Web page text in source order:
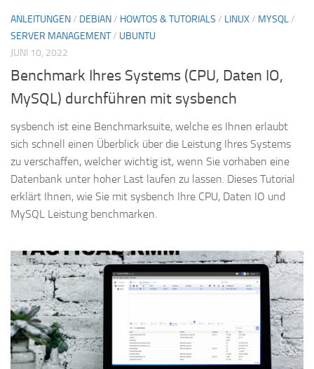
ANLEITUNGEN/ DEBIAN/ HOWTOS & TUTORIALS / LINUX/ MYSQL/
SERVER MANAGEMENT/ UBUNTU
JUNI 10, 2022
Benchmark Ihres Systems (CPU, Daten IO,
MySQL) durchführen mit sysbench
sysbench ist eine Benchmarksuite, welche es Ihnen erlaubt
sich schnell einen Überblick über die Leistung Ihres Systems
zu verschaffen, welcher wichtig ist, wenn Sie vorhaben eine
Datenbank unter hoher Last laufen zu lassen. Dieses Tutorial
erklärt Ihnen, wie Sie mit sysbench Ihre CPU, Daten IO und
MySQL Leistung benchmarken.